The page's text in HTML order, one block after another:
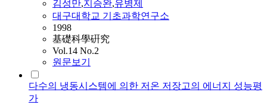
김성만,지승완,유병제
대구대학교 기초과학연구소
1998
基礎科學硏究
Vol.14 No.2
원문보기
다수의 냉동시스템에 의한 저온 저장고의 에너지 성능평
가